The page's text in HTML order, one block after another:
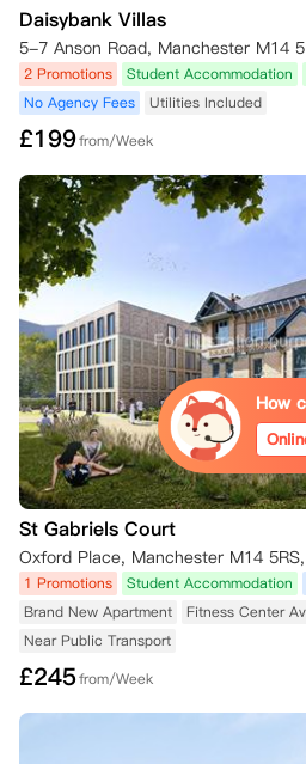
需要确认的是，一旦找到合适的替代租户
的合同之前，还需要完成一些步骤。这些
寓方也在下面列出了：
已找到的替代租户被公寓方确认是合适的
您已支付所有与转租相关的管理费用，以
租金；
您已支付在租期结束时对公寓和房间检查
新租户将按照他们提交申请时网站上显
中的价格；
新租户已支付房间的任何押金和租金；
新租户与公寓方签署了租期等于您固定租
新租户已提供所有必要的文件，包括担保
如果替代租户未签署租赁协议并未满足
全部租金，直到合同结束。
如果您的租期已经开始且您已入住该房
公寓方为替代租户准备房间的费用。
特殊情况（不在上述条款范围内）：
No Place No Pay：
如果您是大学的第一年新生（仅适用于
详情请见下文*），如果您未能达到入学
同，前提是公寓方在成绩公布后的48小时
（两者均需在您的在线公寓门户账户中提
您的成绩证明可以通过UCAS或您的学院/
的全名和成绩结果。请在您的在线公寓门
项卡下提交取消请求，并附上成绩证明。
*该条款适用于任何进入大学基础课程或
Daisybank Villas
5-7 Anson Road, Manchester M14
2 Promotions Student Accommodation
No Agency Fees
Utilities Included
£199from/Week
St Gabriels Court
Oxford Place, Manchester M14
1 Promotions Student Accommodation
Brand New Apartment
Fitness Center
Near Public Transport
£245from/Week
How